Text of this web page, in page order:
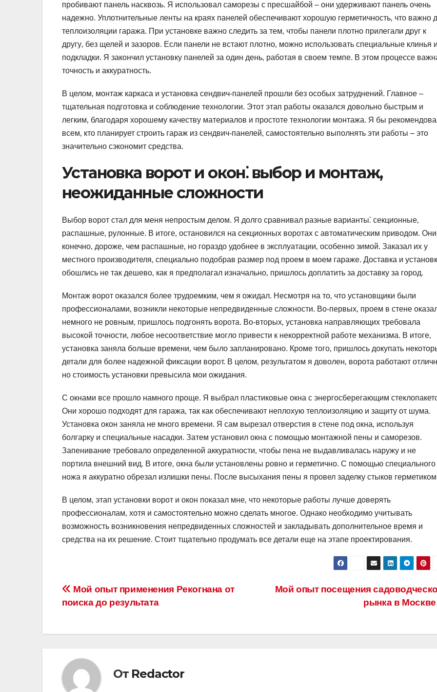
пробивают панель насквозь. Я использовал саморезы с пресшайбой – они удерживают панель очень
надежно. Уплотнительные ленты на краях панелей обеспечивают хорошую герметичность‚ что важно
теплоизоляции гаража. При установке важно следить за тем‚ чтобы панели плотно прилегали друг к
другу‚ без щелей и зазоров. Если панели не встают плотно‚ можно использовать специальные клинья
подкладки. Я закончил установку панелей за один день‚ работая в своем темпе. В этом процессе
точность и аккуратность.
В целом‚ монтаж каркаса и установка сендвич-панелей прошли без особых затруднений. Главное –
тщательная подготовка и соблюдение технологии. Этот этап работы оказался довольно быстрым и
легким‚ благодаря хорошему качеству материалов и простоте технологии монтажа. Я бы
всем‚ кто планирует строить гараж из сендвич-панелей‚ самостоятельно выполнять эти работы – это
значительно сэкономит средства.
Установка ворот и окон⁚ выбор и монтаж‚
неожиданные сложности
Выбор ворот стал для меня непростым делом. Я долго сравнивал разные варианты⁚ секционные‚
распашные‚ рулонные. В итоге‚ остановился на секционных воротах с автоматическим приводом.
конечно‚ дороже‚ чем распашные‚ но гораздо удобнее в эксплуатации‚ особенно зимой. Заказал их у
местного производителя‚ специально подобрав размер под проем в моем гараже. Доставка и
обошлись не так дешево‚ как я предполагал изначально‚ пришлось доплатить за доставку за город.
Монтаж ворот оказался более трудоемким‚ чем я ожидал. Несмотря на то‚ что установщики были
профессионалами‚ возникли некоторые непредвиденные сложности. Во-первых‚ проем в стене
немного не ровным‚ пришлось подгонять ворота. Во-вторых‚ установка направляющих требовала
высокой точности‚ любое несоответствие могло привести к некорректной работе механизма. В итоге‚
установка заняла больше времени‚ чем было запланировано. Кроме того‚ пришлось докупать
детали для более надежной фиксации ворот. В целом‚ результатом я доволен‚ ворота работают
но стоимость установки превысила мои ожидания.
С окнами все прошло намного проще. Я выбрал пластиковые окна с энергосберегающим
Они хорошо подходят для гаража‚ так как обеспечивают неплохую теплоизоляцию и защиту от шума.
Установка окон заняла не много времени. Я сам вырезал отверстия в стене под окна‚ используя
болгарку и специальные насадки. Затем установил окна с помощью монтажной пены и саморезов.
Запенивание требовало определенной аккуратности‚ чтобы пена не выдавливалась наружу и не
портила внешний вид. В итоге‚ окна были установлены ровно и герметично. С помощью специального
ножа я аккуратно обрезал излишки пены. После высыхания пены я провел заделку стыков
В целом‚ этап установки ворот и окон показал мне‚ что некоторые работы лучше доверять
профессионалам‚ хотя и самостоятельно можно сделать многое. Однако необходимо учитывать
возможность возникновения непредвиденных сложностей и закладывать дополнительное время и
средства на их решение. Стоит тщательно продумать все детали еще на этапе проектирования.
Навигация
записям
Мой опыт посещения
рынка в Москве
Мой опыт применения Рекогнана от
поиска до результата
От Redactor